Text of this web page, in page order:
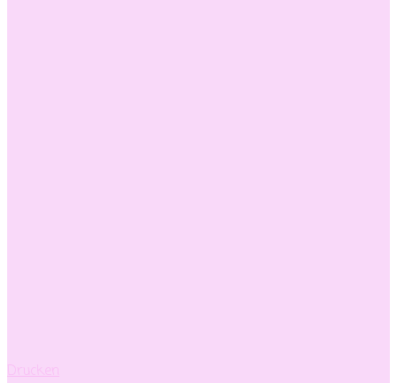
Drucken